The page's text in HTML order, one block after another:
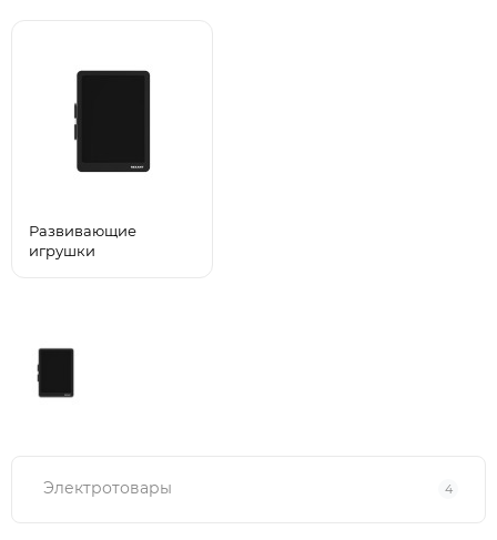
Развивающие
игрушки
Электротовары 4